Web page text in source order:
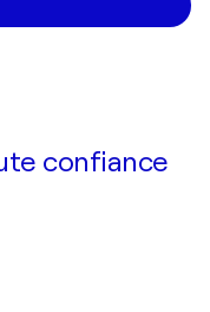
confiance